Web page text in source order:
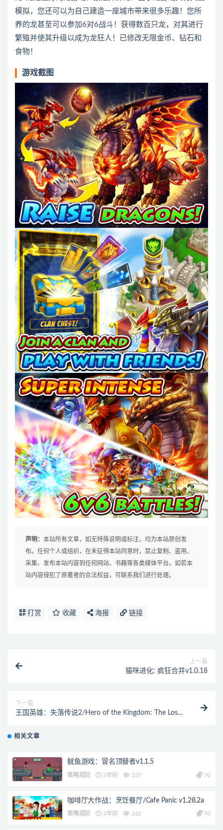
模拟，您还可以为自己建造一座城市带来很多乐趣！您所
养的龙甚至可以参加6对6战斗！获得数百只龙，对其进行
繁殖并使其升级以成为龙狂人！已修改无限金币、钻石和
食物！
游戏截图
声明： 本站所有文章，如无特殊说明或标注，均为本站原创发
布。任何个人或组织，在未征得本站同意时，禁止复制、盗用、
采集、发布本站内容到任何网站、书籍等各类媒体平台。如若本
站内容侵犯了原著者的合法权益，可联系我们进行处理。
打赏 收藏 海报 链接
上一篇
猫咪进化: 疯狂合并v1.0.18
下一篇
王国英雄：失落传说2/Hero of the Kingdom: The Lost
相关文章
鱿鱼游戏：冒名顶替者v1.1.5
策略塔防 3年前 337 70
咖啡厅大作战：烹饪餐厅/Cafe Panic v1.28.2a
策略塔防 3年前 262 70